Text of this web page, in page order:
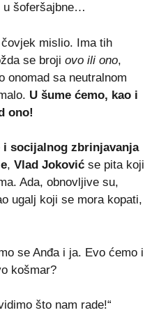
u šoferšajbne…
mislio. Ima tih
se broji ovo ili ono,
onomad sa neutralnom
U šume ćemo, kao i
ono!
socijalnog zbrinjavanja
, Vlad Joković se pita koji
Ada, obnovljive su,
ugalj koji se mora kopati,
se Anđa i ja. Evo ćemo i
košmar?
što nam rade!“